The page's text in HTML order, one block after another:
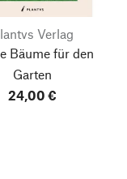
Verlag
Bäume für den
Garten
24,00 €